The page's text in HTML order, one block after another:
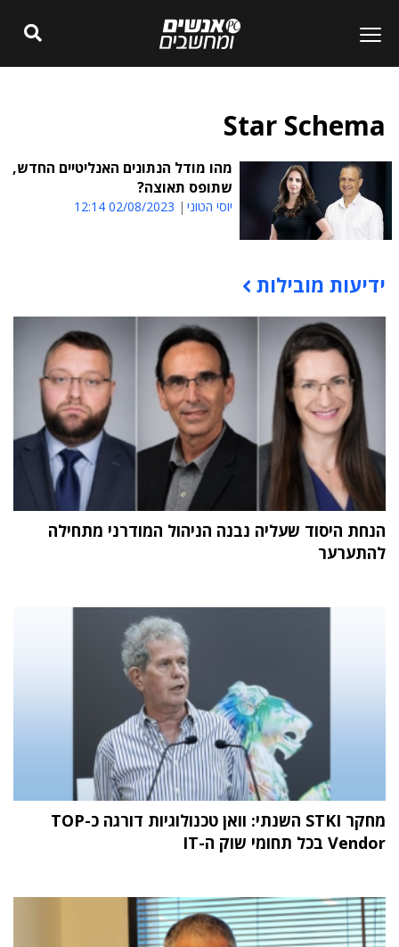
Star Schema
מהו מודל הנתונים האנליטיים החדש,
שתופס תאוצה?
יוסי הטוני 02/08/2023 12:14
תוכן פרסומי
ידיעות מובילות
הנחת היסוד שעליה נבנה הניהול המודרני מתחילה
להתערער
מחקר STKI השנתי: וואן טכנולוגיות דורגה כ-TOP
Vendor בכל תחומי שוק ה-IT